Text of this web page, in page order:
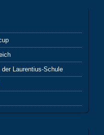
Laurentius-Schule